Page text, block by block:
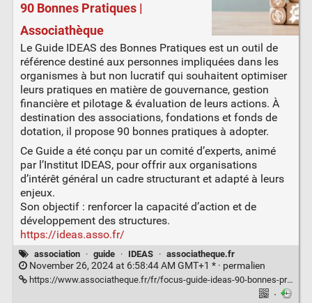
90 Bonnes Pratiques |
Associathèque
Le Guide IDEAS des Bonnes Pratiques est un outil de
référence destiné aux personnes impliquées dans les
organismes à but non lucratif qui souhaitent optimiser
leurs pratiques en matière de gouvernance, gestion
financière et pilotage & évaluation de leurs actions. À
destination des associations, fondations et fonds de
dotation, il propose 90 bonnes pratiques à adopter.
Ce Guide a été conçu par un comité d’experts, animé
par l’Institut IDEAS, pour offrir aux organisations
d’intérêt général un cadre structurant et adapté à leurs
enjeux.
Son objectif : renforcer la capacité d’action et de
développement des structures.
https://ideas.asso.fr/
association · guide · IDEAS · associatheque.fr
November 26, 2024 at 6:58:44 AM GMT+1 * · permalien
https://www.associatheque.fr/fr/focus-guide-ideas-90-bonnes-pratiques.html
·